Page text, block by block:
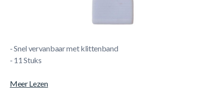
- Katoen
- Snel vervanbaar met klittenband
- 11 Stuks
Meer Lezen